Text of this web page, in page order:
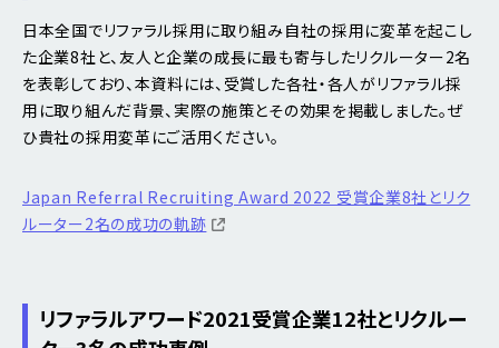
日本全国でリファラル採用に取り組み自社の採用に変革を起こし
た企業8社と、友人と企業の成長に最も寄与したリクルーター2名
を表彰しており、本資料には、受賞した各社・各人がリファラル採
用に取り組んだ背景、実際の施策とその効果を掲載しました。ぜ
ひ貴社の採用変革にご活用ください。
Japan Referral Recruiting Award 2022 受賞企業8社とリク
ルーター2名の成功の軌跡
リファラルアワード2021受賞企業12社とリクルー